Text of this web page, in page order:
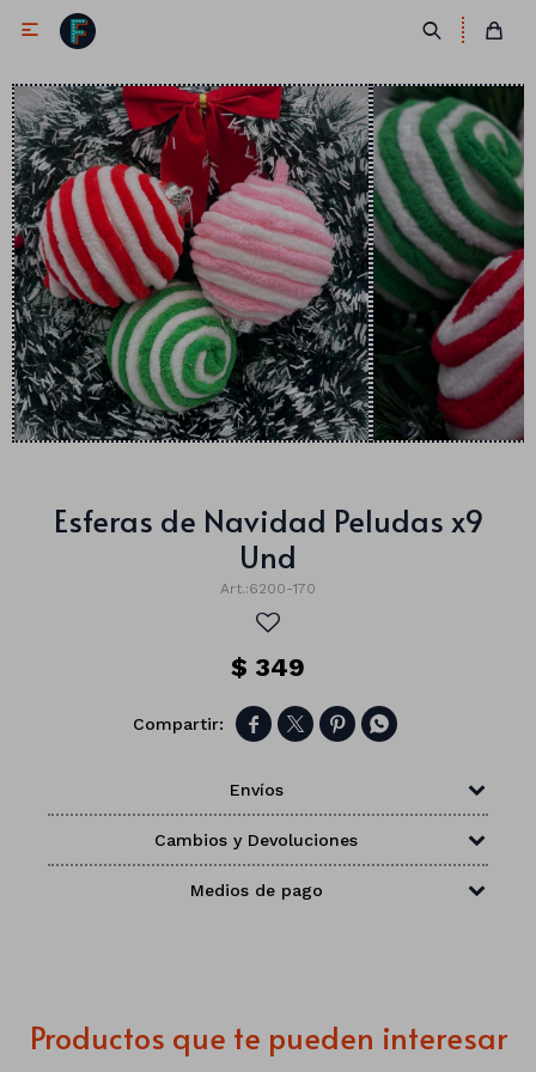

Esferas de Navidad Peludas x9
Und
6200-170
$ 349
   
Envíos
Cambios y Devoluciones
Medios de pago
Productos que te pueden interesar
Antifaces
Lentes
Máscaras
Corbatas
Moños
Collares
Cañones
Gorros
Vinchas
Clásicas
Platos
Matte